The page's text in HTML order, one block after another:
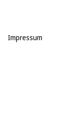
Impressum